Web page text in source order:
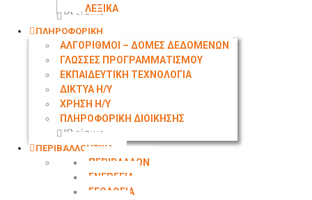
ΛΕΞΙΚΑ
Κλείσιμο
ΠΛΗΡΟΦΟΡΙΚΗ
ΑΛΓΟΡΙΘΜΟΙ – ΔΟΜΕΣ ΔΕΔΟΜΕΝΩΝ
ΓΛΩΣΣΕΣ ΠΡΟΓΡΑΜΜΑΤΙΣΜΟΥ
ΕΚΠΑΙΔΕΥΤΙΚΗ ΤΕΧΝΟΛΟΓΙΑ
ΔΙΚΤΥΑ Η/Υ
ΧΡΗΣΗ Η/Υ
ΠΛΗΡΟΦΟΡΙΚΗ ΔΙΟΙΚΗΣΗΣ
Κλείσιμο
ΠΕΡΙΒΑΛΛΟΝΤΙΚΑ
ΠΕΡΙΒΑΛΛΟΝ
ΕΝΕΡΓΕΙΑ
ΓΕΩΛΟΓΙΑ